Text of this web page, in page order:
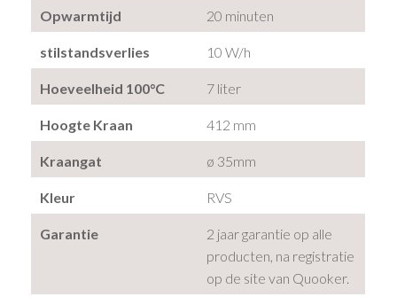
Opwarmtijd 20 minuten
stilstandsverlies 10 W/h
Hoeveelheid 100°C 7 liter
Hoogte Kraan 412 mm
Kraangat ø 35mm
Kleur RVS
Garantie
2 jaar garantie op alle
producten, na registratie
op de site van Quooker.